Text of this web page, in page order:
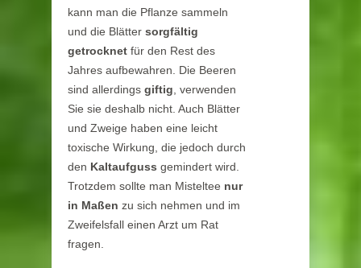
kann man die Pflanze sammeln
und die Blätter sorgfältig
getrocknet für den Rest des
Jahres aufbewahren. Die Beeren
sind allerdings giftig , verwenden
Sie sie deshalb nicht. Auch Blätter
und Zweige haben eine leicht
toxische Wirkung, die jedoch durch
den Kaltaufguss gemindert wird.
Trotzdem sollte man Misteltee nur
in Maßen zu sich nehmen und im
Zweifelsfall einen Arzt um Rat
fragen.